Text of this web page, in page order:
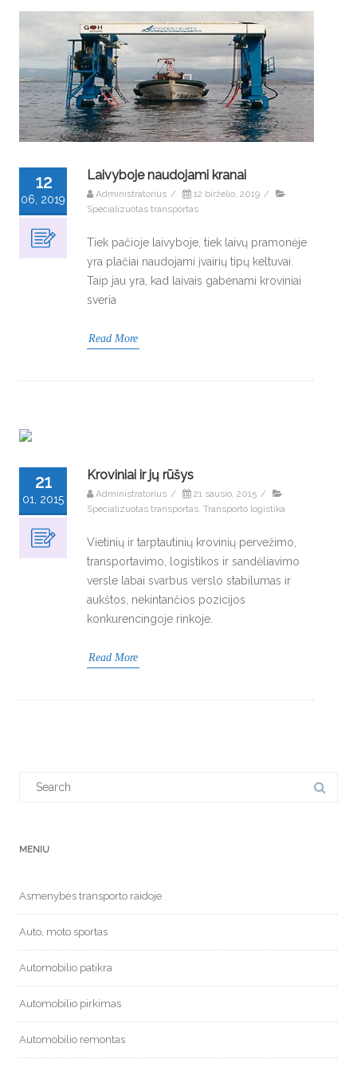
12
06, 2019
Laivyboje naudojami kranai
Administratorius / 12 birželio, 2019 /
Specializuotas transportas
Tiek pačioje laivyboje, tiek laivų pramonėje
yra plačiai naudojami įvairių tipų keltuvai.
Taip jau yra, kad laivais gabenami kroviniai
sveria
Read More
21
01, 2015
Kroviniai ir jų rūšys
Administratorius / 21 sausio, 2015 /
Specializuotas transportas, Transporto logistika
Vietinių ir tarptautinių krovinių pervežimo,
transportavimo, logistikos ir sandėliavimo
versle labai svarbus verslo stabilumas ir
aukštos, nekintančios pozicijos
konkurencingoje rinkoje.
Read More
MENIU
Asmenybės transporto raidoje
Auto, moto sportas
Automobilio patikra
Automobilio pirkimas
Automobilio remontas